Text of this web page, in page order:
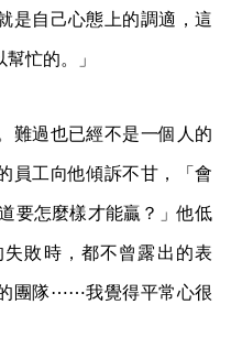
是自己心態上的調適，這
忙的。」
難過也已經不是一個人的
員工向他傾訴不甘，「會
要怎麼樣才能贏？」他低
敗時，都不曾露出的表
團隊⋯⋯我覺得平常心很